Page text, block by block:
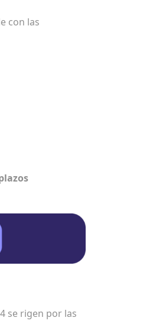
con las
se rigen por las